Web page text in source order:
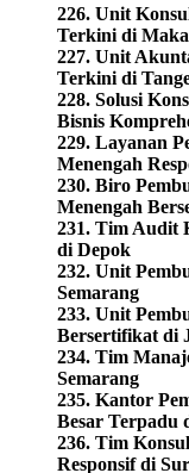
226. Unit
Terkini di
227. Unit
Terkini di
228. Solusi
Bisnis
229. Layanan
Menengah
230. Biro
Menengah
231. Tim Audit
di Depok
232. Unit
Semarang
233. Unit
Bersertifikat di
234. Tim
Semarang
235. Kantor
Besar Terpadu
236. Tim
Responsif di